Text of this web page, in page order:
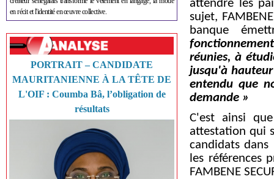
en récit et l'identité en œuvre collective.
PORTRAIT – CANDIDATE
MAURITANIENNE À LA TÊTE DE
L'OIF : Coumba Bâ, l’obligation de
résultats
attendre les
sujet,
banque
réunies, à
jusqu'à
entendu que
demande »
C'est ainsi
attestation qui
candidats
les références
FAMBENE